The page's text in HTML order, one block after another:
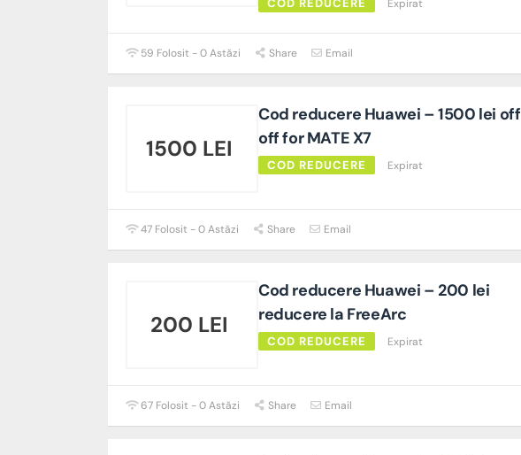
COD REDUCERE Expirat
59 Folosit - 0 Astăzi Share Email
1500 LEI
Cod reducere Huawei – 1500 lei off
off for MATE X7
COD REDUCERE Expirat
47 Folosit - 0 Astăzi Share Email
200 LEI
Cod reducere Huawei – 200 lei
reducere la FreeArc
COD REDUCERE Expirat
67 Folosit - 0 Astăzi Share Email